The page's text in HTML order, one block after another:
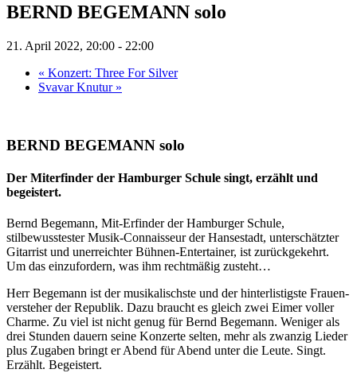
BERND BEGEMANN solo
21. April 2022, 20:00 - 22:00
« Konzert: Three For Silver
Svavar Knutur »
BERND BEGEMANN solo
Der Miterfinder der Hamburger Schule singt, erzählt und
begeistert.
Bernd Begemann, Mit-Erfinder der Hamburger Schule,
stilbewusstester Musik-Connaisseur der Hansestadt, unterschätzter
Gitarrist und unerreichter Bühnen-Entertainer, ist zurückgekehrt.
Um das einzufordern, was ihm rechtmäßig zusteht…
Herr Bege­mann ist der musi­ka­lischste und der hin­ter­lis­tigste Frau­en­
ver­ste­her der Repu­blik. Dazu braucht es gleich zwei Eimer vol­ler
Charme. Zu viel ist nicht genug für Bernd Bege­mann. Weni­ger als
drei Stun­den dau­ern seine Kon­zerte sel­ten, mehr als zwan­zig Lie­der
plus Zuga­ben bringt er Abend für Abend unter die Leute. Singt.
Erzählt. Begeistert.